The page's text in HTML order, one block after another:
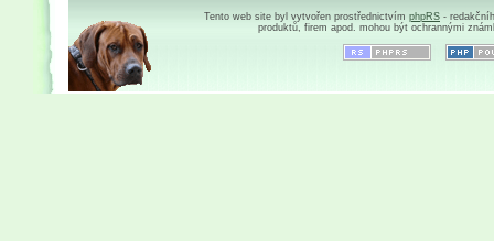
Tento web site byl vytvořen prostřednictvím phpRS -
produktů, firem apod. mohou být ochrannými